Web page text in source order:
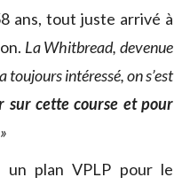
ans, tout juste arrivé à
La Whitbread, devenue
toujours intéressé, on s’est
sur cette course et pour
un plan VPLP pour le